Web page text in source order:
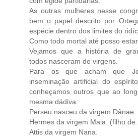
As outras mulheres nesse
bem o papel descrito por
espécie dentro dos limites do
Como todo mortal até posso
Vejamos que a história de
todos nasceram de virgens.
Para os que acham que
inseminação artificial do
conheçamos outros que ao
mesma dádiva.
Perseu nasceu da virgem
Hermes da virgem Maia. (filho de
Attis da virgem Nana.